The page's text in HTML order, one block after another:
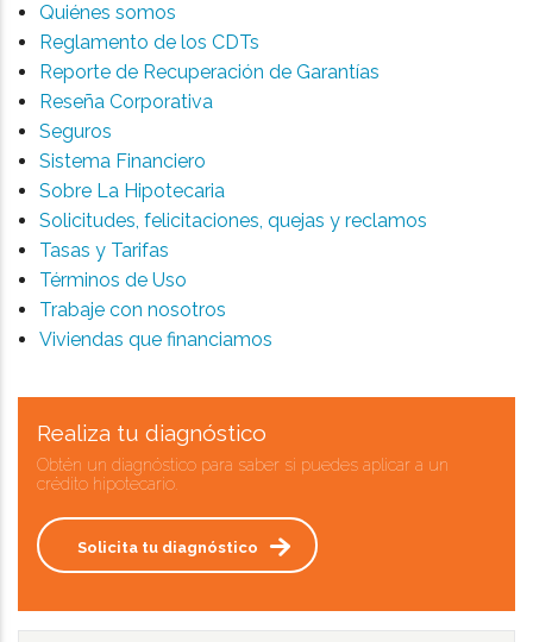
Quiénes somos
Reglamento de los CDTs
Reporte de Recuperación de Garantías
Reseña Corporativa
Seguros
Sistema Financiero
Sobre La Hipotecaria
Solicitudes, felicitaciones, quejas y reclamos
Tasas y Tarifas
Términos de Uso
Trabaje con nosotros
Viviendas que financiamos
Realiza tu diagnóstico
Obtén un diagnóstico para saber si puedes aplicar a un
crédito hipotecario.
Solicita tu diagnóstico